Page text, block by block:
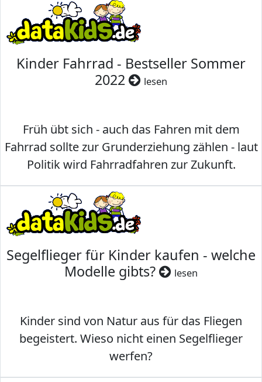
Kinder Fahrrad - Bestseller Sommer
2022
lesen
Früh übt sich - auch das Fahren mit dem
Fahrrad sollte zur Grunderziehung zählen - laut
Politik wird Fahrradfahren zur Zukunft.
Segelflieger für Kinder kaufen - welche
Modelle gibts?
lesen
Kinder sind von Natur aus für das Fliegen
begeistert. Wieso nicht einen Segelflieger
werfen?